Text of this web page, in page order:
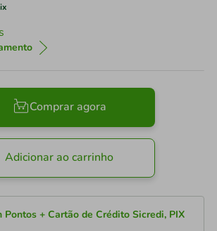
Comprar agora
Adicionar ao carrinho
Pontos + Cartão de Crédito Sicredi, PIX